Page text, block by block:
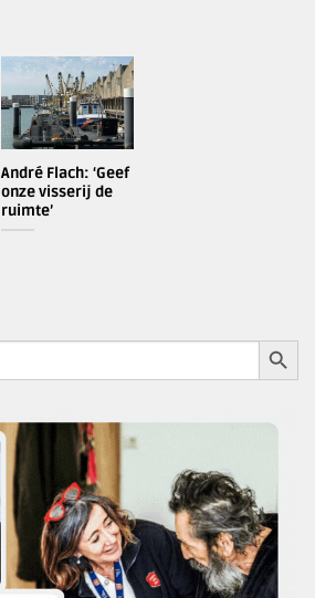
André Flach: ‘Geef
onze visserij de
ruimte’